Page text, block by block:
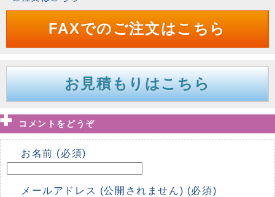
FAXでのご注文はこちら
お見積もりはこちら
コメントをどうぞ
お名前 (必須)
メールアドレス (公開されません) (必須)